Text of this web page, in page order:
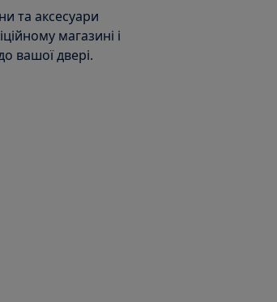
та аксесуари
магазині і
вашої двері.